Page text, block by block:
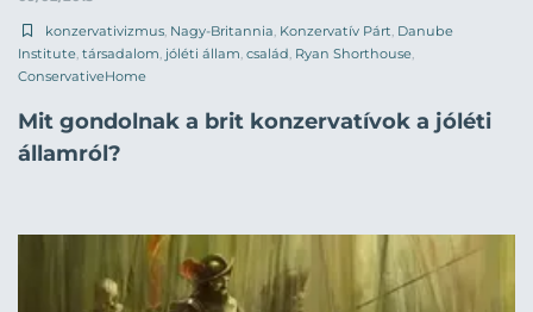
konzervativizmus Nagy-Britannia Konzervatív Párt Danube
Institute társadalom jóléti állam család Ryan Shorthouse
ConservativeHome
Mit gondolnak a brit konzervatívok a jóléti
államról?